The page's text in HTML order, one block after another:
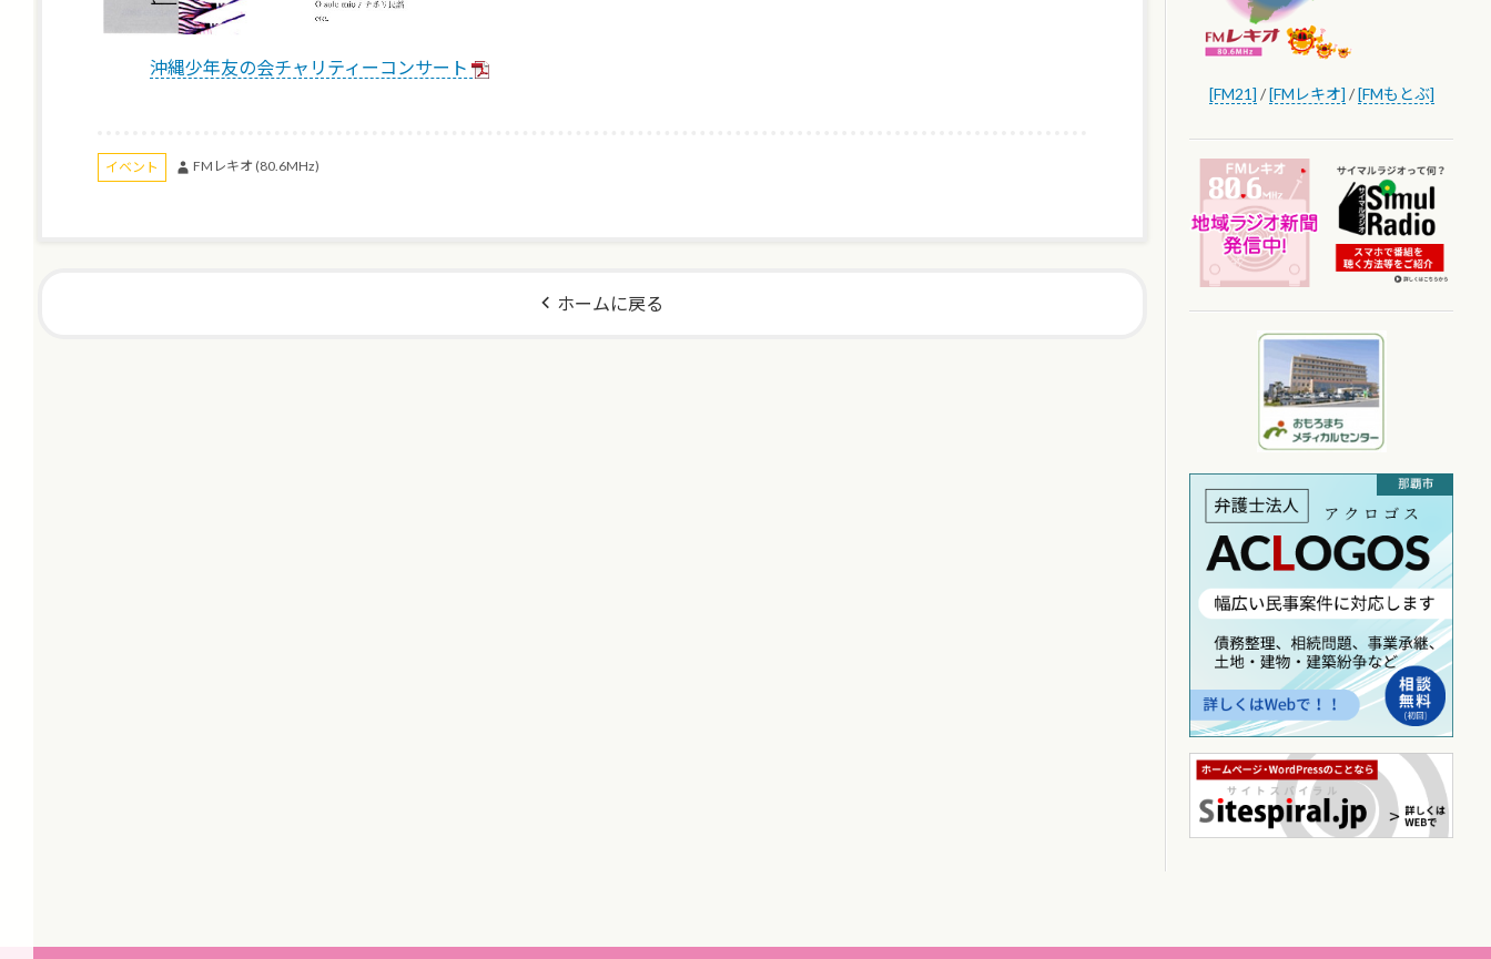
沖縄少年友の会チャリティーコンサート
イベント FMレキオ (80.6MHz)
ホームに戻る
[FM21] /[FMレキオ] /[FMもとぶ]